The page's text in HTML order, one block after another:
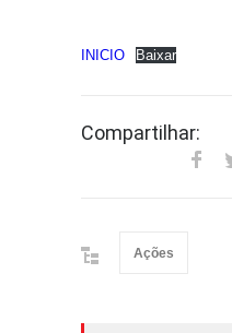
INICIO Baixar
Compartilhar:
Ações